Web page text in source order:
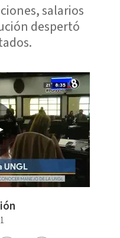
salarios
despertó